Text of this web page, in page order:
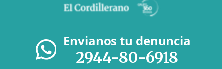
Envianos tu denuncia
2944-80-6918